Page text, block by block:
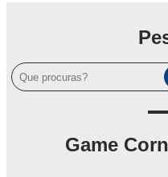
P
Game